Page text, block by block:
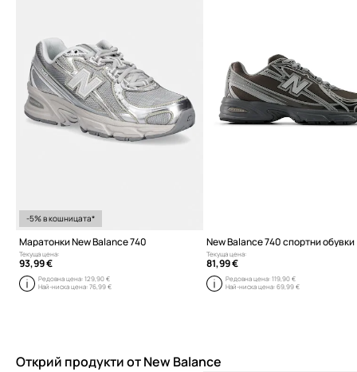
-5% в кошницата*
Маратонки New Balance 740
Текуща цена:
93,99 €
Редовна цена:129,90 €
Най-ниска цена:76,99 €
New Balance 740 спортни обувки
Текуща цена:
81,99 €
Редовна цена: 119,90 €
Най-ниска цена: 69,99 €
Открий продукти от New Balance